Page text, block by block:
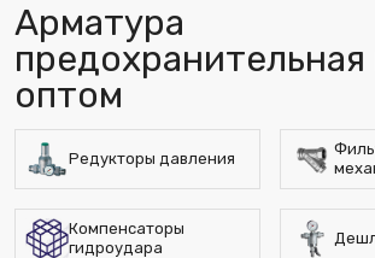
Арматура
предохранительная
оптом
Редукторы давления
Компенсаторы
гидроудара